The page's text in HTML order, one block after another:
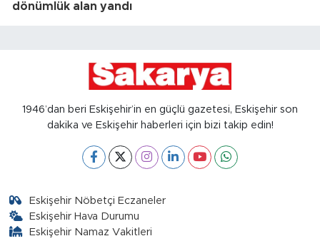
dönümlük alan yandı
1946’dan beri Eskişehir’in en güçlü gazetesi, Eskişehir son
dakika ve Eskişehir haberleri için bizi takip edin!
Eskişehir Nöbetçi Eczaneler
Eskişehir Hava Durumu
Eskişehir Namaz Vakitleri